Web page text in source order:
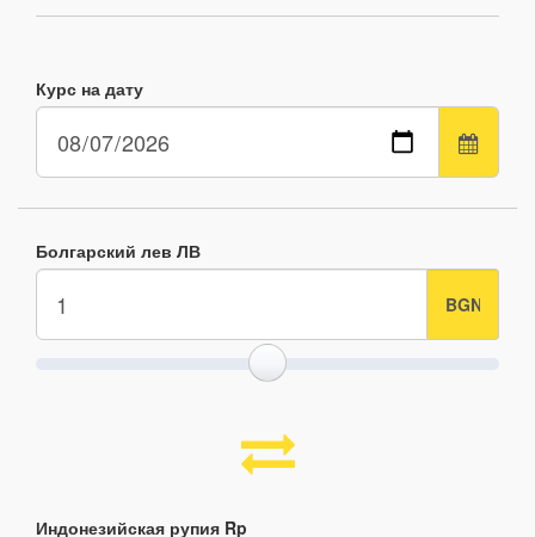
Курс на дату
Болгарский лев ЛВ
Индонезийская рупия Rp